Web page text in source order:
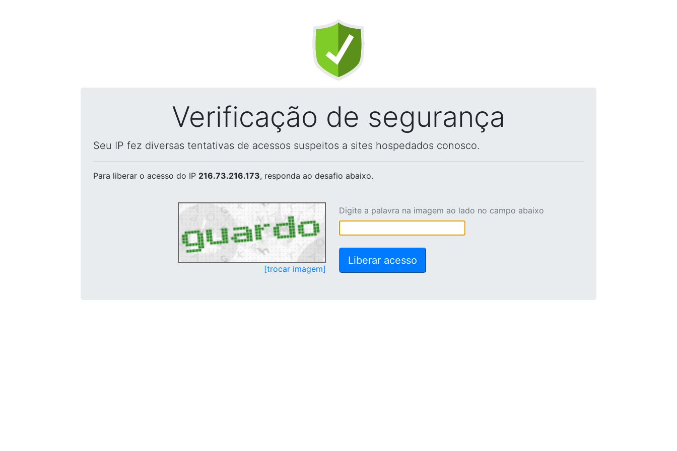
Verificação de segurança
Seu IP fez diversas tentativas de acessos suspeitos a sites hospedados conosco.
Para liberar o acesso do IP 216.73.216.173, responda ao desafio abaixo.
[trocar imagem]
Digite a palavra na imagem ao lado no campo abaixo